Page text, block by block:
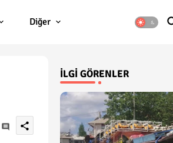
Diğer
share
İLGI GÖRENLER